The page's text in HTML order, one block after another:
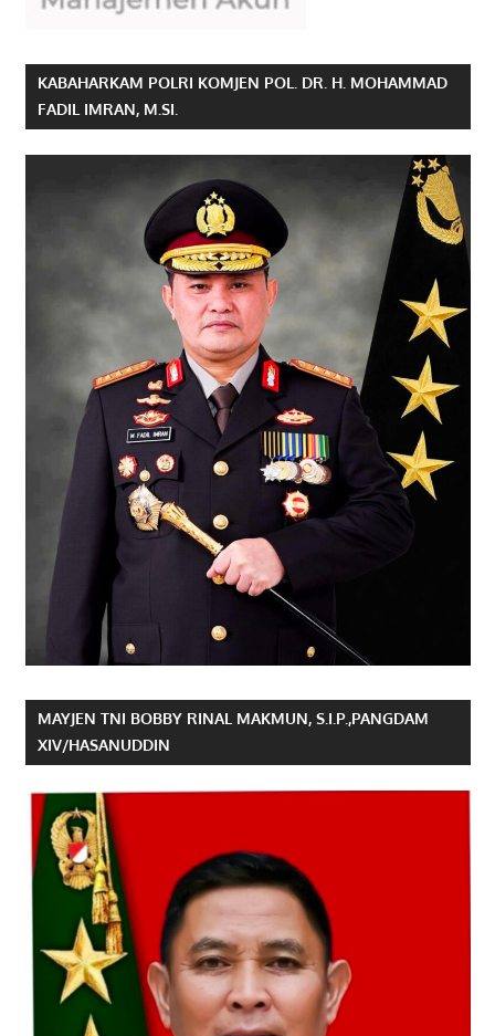
KABAHARKAM POLRI KOMJEN POL. DR. H. MOHAMMAD
FADIL IMRAN, M.SI.
MAYJEN TNI BOBBY RINAL MAKMUN, S.I.P.,PANGDAM
XIV/HASANUDDIN